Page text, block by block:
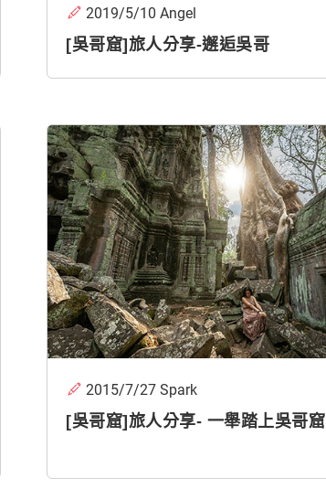
[吳哥窟]旅人分享-邂逅吳哥
2019/5/10 Angel
[吳哥窟]旅人分享- 一舉踏上吳哥窟
2015/7/27 Spark